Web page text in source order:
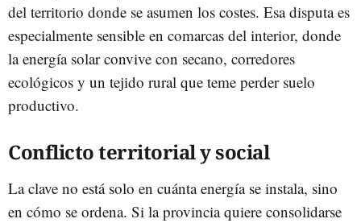
del territorio donde se asumen los costes. Esa disputa es
especialmente sensible en comarcas del interior, donde
la energía solar convive con secano, corredores
ecológicos y un tejido rural que teme perder suelo
productivo.
Conflicto territorial y social
La clave no está solo en cuánta energía se instala, sino
en cómo se ordena. Si la provincia quiere consolidarse